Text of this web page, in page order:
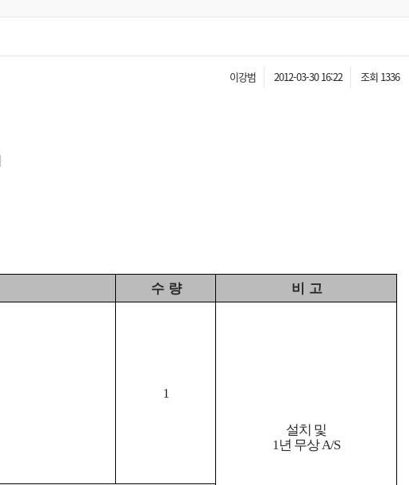
이강범 2012-03-30 16:22 조회 1336
수 량 비 고
1
설치 및
1년 무상 A/S